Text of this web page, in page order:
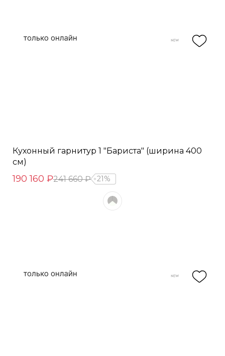
Кухонный гарнитур 1 "Бариста" (ширина 400
см)
190 160 ₽241 660 ₽ 21%